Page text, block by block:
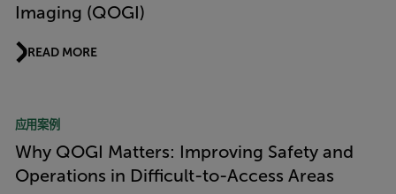
Imaging (QOGI)
READ MORE
应用案例
Why QOGI Matters: Improving Safety and
Operations in Difficult-to-Access Areas